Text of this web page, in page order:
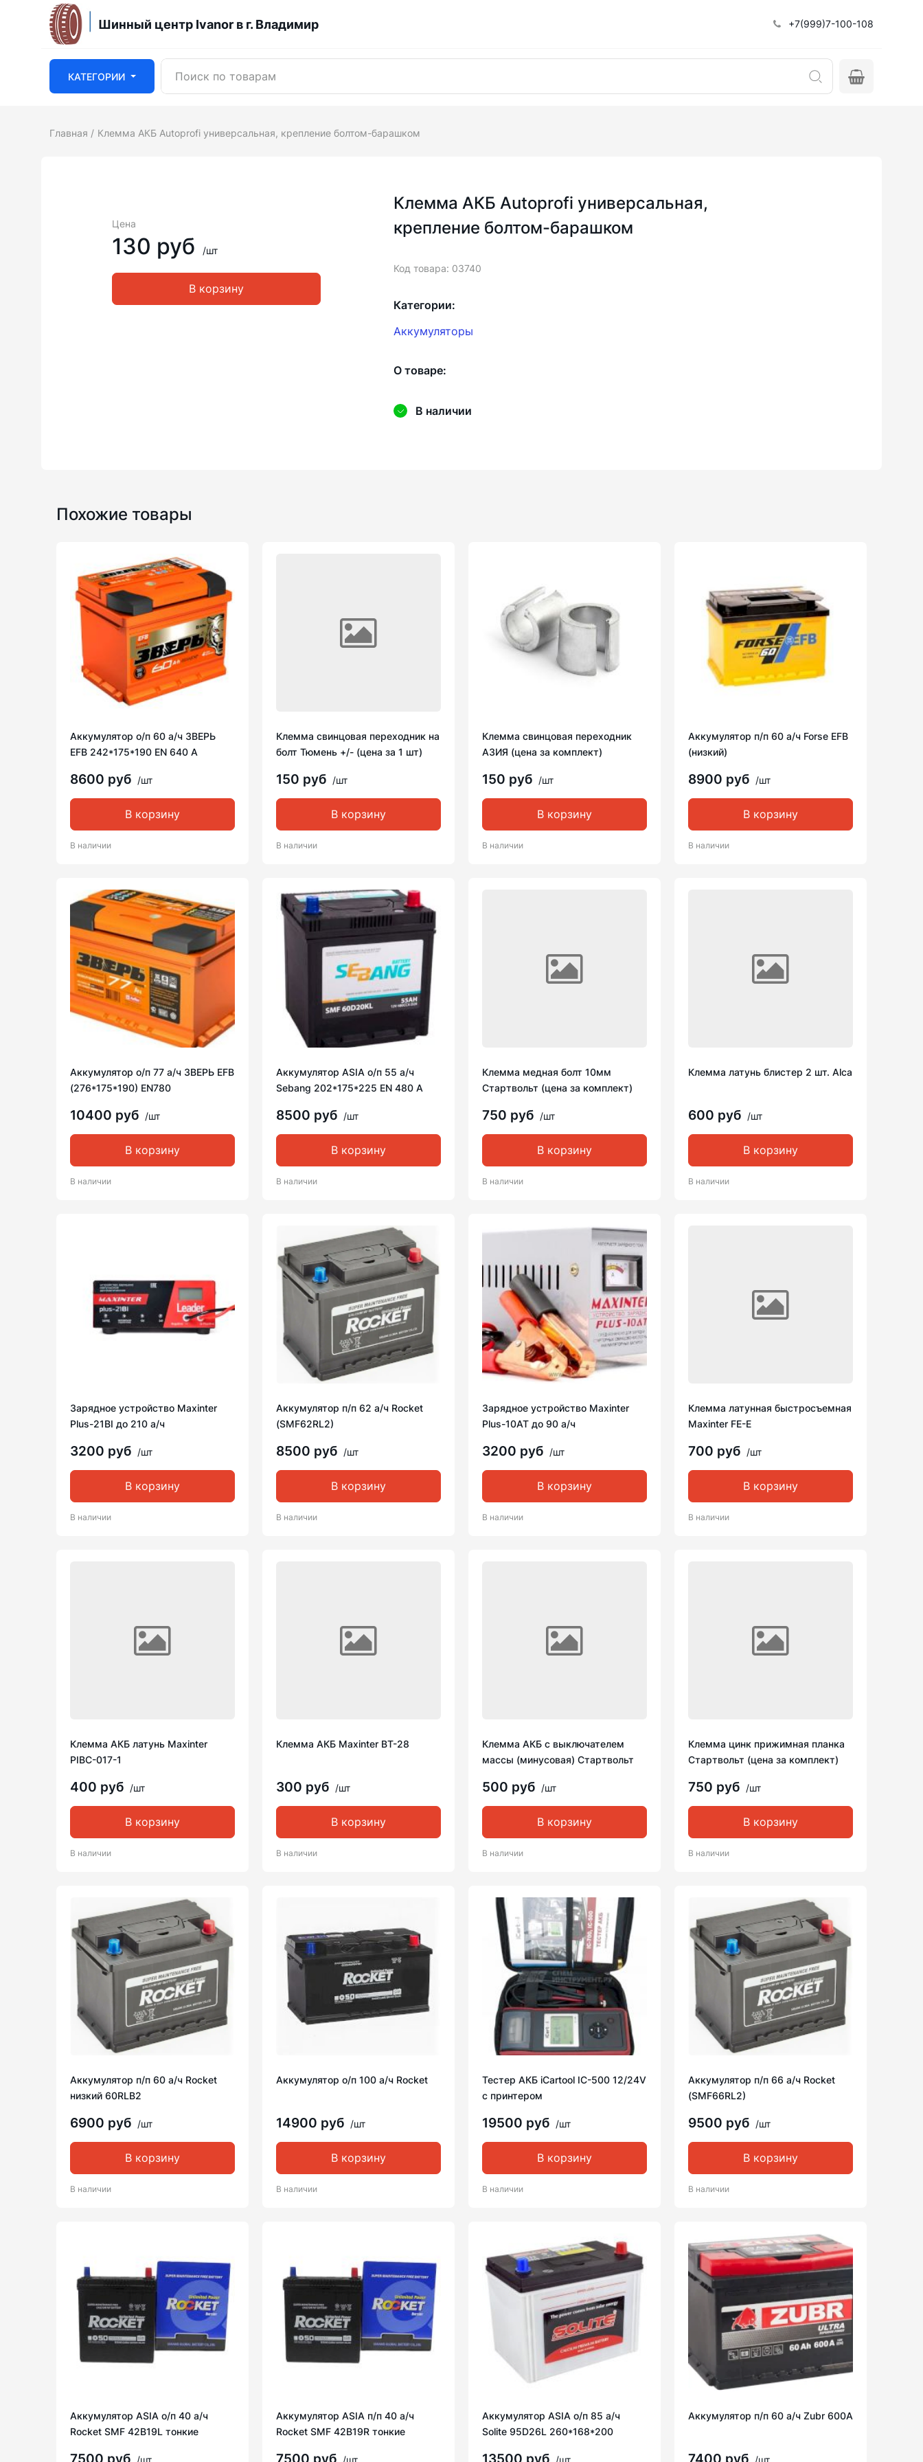
Шинный центр Ivanor в г. Владимир +7(999)7-100-108
КАТЕГОРИИ
Главная Клемма АКБ Autoprofi универсальная, крепление болтом-барашком
Цена
130 руб /шт
В корзину
Клемма АКБ Autoprofi универсальная,
крепление болтом-барашком
Код товара: 03740
Категории:
Аккумуляторы
О товаре:
В наличии
Похожие товары
Аккумулятор о/п 60 а/ч ЗВЕРЬ
EFB 242*175*190 EN 640 A
8600 руб /шт
В корзину
В наличии
Клемма свинцовая переходник на
болт Тюмень +/- (цена за 1 шт)
150 руб /шт
В корзину
В наличии
Клемма свинцовая переходник
АЗИЯ (цена за комплект)
150 руб /шт
В корзину
В наличии
Аккумулятор п/п 60 а/ч Forse EFB
(низкий)
8900 руб /шт
В корзину
В наличии
Аккумулятор о/п 77 а/ч ЗВЕРЬ EFB
(276*175*190) EN780
10400 руб /шт
В корзину
В наличии
Аккумулятор ASIA о/п 55 а/ч
Sebang 202*175*225 EN 480 A
8500 руб /шт
В корзину
В наличии
Клемма медная болт 10мм
Стартвольт (цена за комплект)
750 руб /шт
В корзину
В наличии
Клемма латунь блистер 2 шт. Alca
600 руб /шт
В корзину
В наличии
Зарядное устройство Maxinter
Plus-21BI до 210 а/ч
3200 руб /шт
В корзину
В наличии
Аккумулятор п/п 62 а/ч Rocket
(SMF62RL2)
8500 руб /шт
В корзину
В наличии
Зарядное устройство Maxinter
Plus-10AT до 90 а/ч
3200 руб /шт
В корзину
В наличии
Клемма латунная быстросъемная
Maxinter FE-E
700 руб /шт
В корзину
В наличии
Клемма АКБ латунь Maxinter
PIBC-017-1
400 руб /шт
В корзину
В наличии
Клемма АКБ Maxinter BT-28
300 руб /шт
В корзину
В наличии
Клемма АКБ с выключателем
массы (минусовая) Стартвольт
500 руб /шт
В корзину
В наличии
Клемма цинк прижимная планка
Стартвольт (цена за комплект)
750 руб /шт
В корзину
В наличии
Аккумулятор п/п 60 а/ч Rocket
низкий 60RLB2
6900 руб /шт
В корзину
В наличии
Аккумулятор о/п 100 а/ч Rocket
14900 руб /шт
В корзину
В наличии
Тестер АКБ iCartool IC-500 12/24V
с принтером
19500 руб /шт
В корзину
В наличии
Аккумулятор п/п 66 а/ч Rocket
(SMF66RL2)
9500 руб /шт
В корзину
В наличии
Аккумулятор ASIA о/п 40 а/ч
Rocket SMF 42B19L тонкие
/шт
Аккумулятор ASIA п/п 40 а/ч
Rocket SMF 42B19R тонкие
/шт
Аккумулятор ASIA о/п 85 а/ч
Solite 95D26L 260*168*200
/шт
Аккумулятор п/п 60 а/ч Zubr 600A
/шт